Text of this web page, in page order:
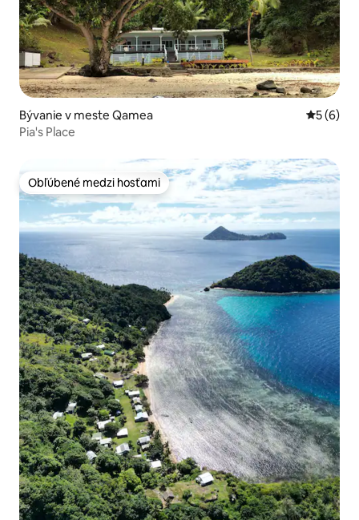
Bývanie v meste Qamea
5 (6)
Pia's Place
Obľúbené medzi hosťami
Obľúbené medzi hosťami